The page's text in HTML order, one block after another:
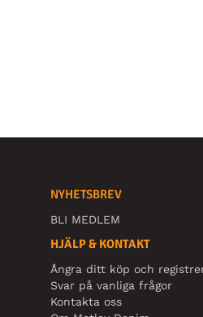
NYHETSBREV
BLI MEDLEM
HJÄLP & KONTAKT
Ångra ditt köp och
Svar på vanliga frågor
Kontakta oss